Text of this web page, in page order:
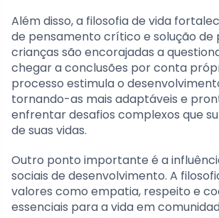
Além disso, a filosofia de vida
de pensamento crítico e solução de
crianças são encorajadas a
chegar a conclusões por conta
processo estimula o
tornando-as mais adaptáveis e
enfrentar desafios complexos que
de suas vidas.
Outro ponto importante é a
sociais de desenvolvimento. A
valores como empatia, respeito e
essenciais para a vida em